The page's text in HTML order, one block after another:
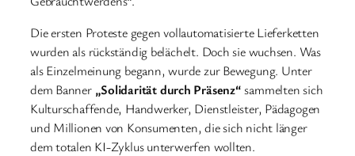
Die ersten Proteste gegen vollautomatisierte Lieferketten
wurden als rückständig belächelt. Doch sie wuchsen. Was
als Einzelmeinung begann, wurde zur Bewegung. Unter
dem Banner „Solidarität durch Präsenz“sammelten sich
Kulturschaffende, Handwerker, Dienstleister, Pädagogen
und Millionen von Konsumenten, die sich nicht länger
dem totalen KI-Zyklus unterwerfen wollten.